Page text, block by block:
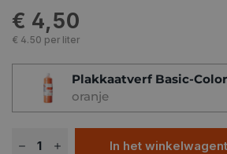
€ 4,50
€ 4.50 per liter
Plakkaatverf Basic-Color
oranje
In het